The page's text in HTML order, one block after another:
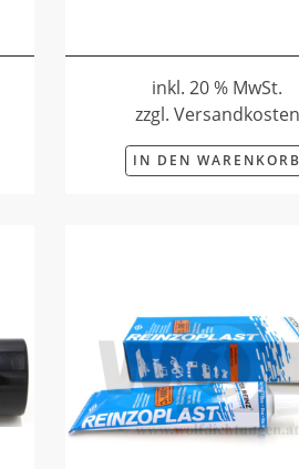
inkl. 20 % MwSt.
zzgl. Versandkosten
IN DEN WARENKORB